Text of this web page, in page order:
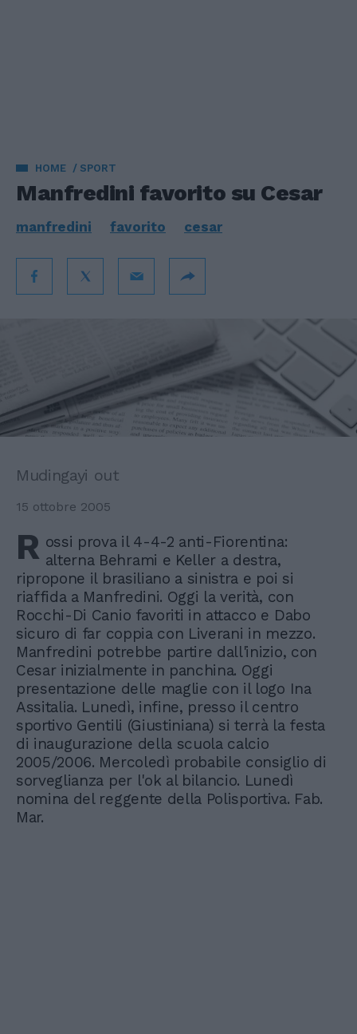
HOME SPORT
Manfredini favorito su Cesar
manfredini favorito cesar
Mudingayi out
15 ottobre 2005
R ossi prova il 4-4-2 anti-Fiorentina:
alterna Behrami e Keller a destra,
ripropone il brasiliano a sinistra e poi si
riaffida a Manfredini. Oggi la verità, con
Rocchi-Di Canio favoriti in attacco e Dabo
sicuro di far coppia con Liverani in mezzo.
Manfredini potrebbe partire dall'inizio, con
Cesar inizialmente in panchina. Oggi
presentazione delle maglie con il logo Ina
Assitalia. Lunedì, infine, presso il centro
sportivo Gentili (Giustiniana) si terrà la festa
di inaugurazione della scuola calcio
2005/2006. Mercoledì probabile consiglio di
sorveglianza per l'ok al bilancio. Lunedì
nomina del reggente della Polisportiva. Fab.
Mar.